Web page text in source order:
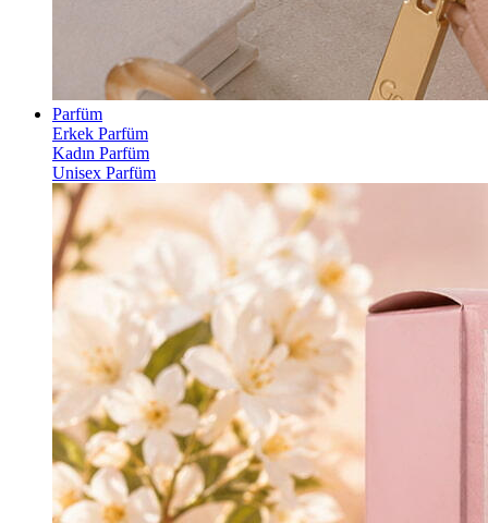
Parfüm
Erkek Parfüm
Kadın Parfüm
Unisex Parfüm